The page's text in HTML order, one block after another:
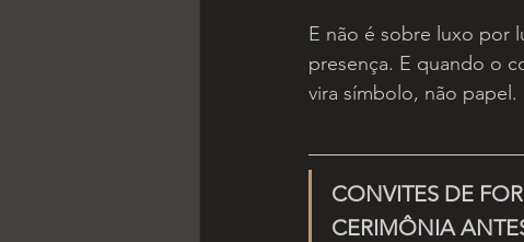
E não é sobre luxo por
presença. E quando o
vira símbolo, não papel.
CONVITES DE
CERIMÔNIA